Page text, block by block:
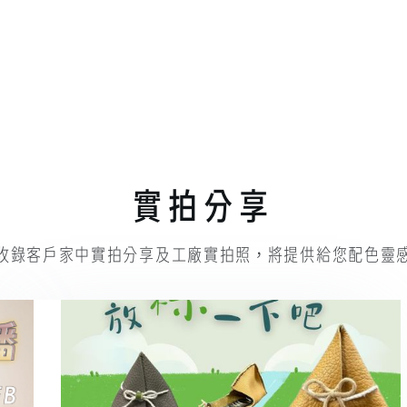
實拍分享
錄客戶家中實拍分享及工廠實拍照，將提供給您配色靈